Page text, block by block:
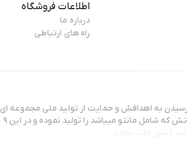
اطلاعات فروشگاه
درباره ما
راه های ارتباطی
کرده و برای رسیدن به اهدافش و حمایت از تولید ملی مجموعه ای
به نام مانتو ونیسا را تاسیس نموده است و اکثر محصولاتش که شامل مانتو میباشد را تولید نموده و در این ۹
کشور جلب نماید